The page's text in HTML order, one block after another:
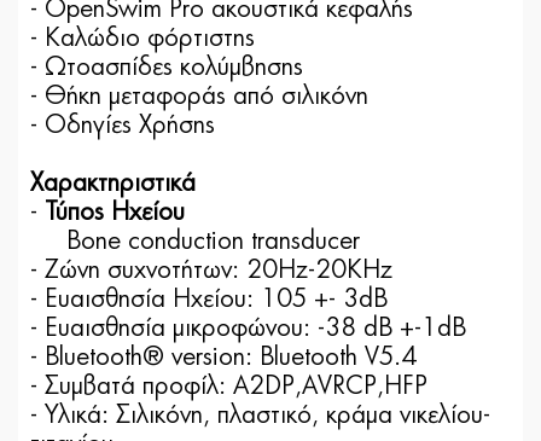
- OpenSwim Pro ακουστικά κεφαλής
- Καλώδιο φόρτιστης
- Ωτοασπίδες κολύμβησης
- Θήκη μεταφοράς από σιλικόνη
- Οδηγίες Χρήσης
Χαρακτηριστικά
-
Τύπος Ηχείου
Bone conduction transducer
- Ζώνη συχνοτήτων: 20Hz-20KHz
- Ευαισθησία Ηχείου: 105 +- 3dB
- Ευαισθησία μικροφώνου: -38 dB +-1dB
- Bluetooth® version: Bluetooth V5.4
- Συμβατά προφίλ: A2DP,AVRCP,HFP
- Υλικά: Σιλικόνη, πλαστικό, κράμα νικελίου-